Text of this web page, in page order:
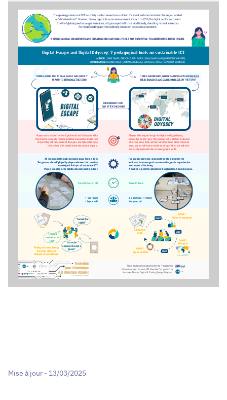
These tools were created within the “Programme
d’investissement d’avenir, IRT Nanoelec” as part of the
Nanoelec/Human Capital & Training Design Program.
GAME 3
Impacts on SDGs
“A number
appeared through a
jigsaw!”
“I NEED A GAME, FUN TO PLAY, EASILY AND QUICKLY
PLAYED TO INTRODUCE THE TOPIC”
Introductory
cards
GAME 1
Orders of magnitude
GAME 2
Life cycle
Quiz!
Quiz!
Quiz!
“I NEED A WORKSHOP, WHERE PARTICIPANTS CAN DISCUSS
THEIR THOUGHTS AND GAIN KNOWLEDGE ON THE TOPIC”
INDEPENDENTLY OR
ONE AFTER THE OTHER
Players will navigate though the digital world, gathering
knowledge step by step. Their journey will lead them to discuss
what they know, think and feel with their team. When the travel
ends, players will have an understanding of what is at stake for
Earth and people with the increasing digital world.
1-6 per game
12+ years old
Start
“I found a
number in the
text!”
“I solved the
riddle!”
Finding one’s way through
the cards, along the
lifecycle of a smartphone
Digital Escape and Digital Odyssey: 2 pedagogical tools on sustainable ICT
Players are launched into the digital world and its impacts which
they have to escape by resolving riddles and puzzles. By the time
they do they will have explored through a smartphone lifecycle,
the outlines of its social and environmental impacts.
All you need is the cards and some space to draw them.
The game can be self played by players whatever their previous
knowledge of the topic of sustainable ICT.
Players can stop in the middle and come back to it later.
For a good experience, an animator needs to overview the
workshop: to ensure good communication, good comprehension
and respect of the timing.
A booklet is given the animator with explanation, tips and sources.
From 45 min to 1h30 Around 2 hours
3-6 per team, 1-4 teams
16+ years old
The growing presence of ICT in society is often viewed as a solution for social and environmental challenges, labeled
as “dematerialized.” However, few recognize its socio-environmental impact. In 2019, the digital sector accounted
for 4% of global greenhouse gas emissions, a figure expected to rise. Additionally, dwindling mineral resources
for manufacturing and their polluting extraction pose serious concerns.
RAISING GLOBAL AWARENESS AND CREATING EDUCATIONAL TOOLS ARE ESSENTIAL TO ADDRESSING THESE ISSUES.
AUTHOR: LOANE DANÈS, GRENOBLE INP - ENSE3, UGA (LOANE.DANES@GRENOBLE-INP.ORG)
CONTRIBUTORS: MANON ROUGÉ, LAURA MAZZARELLA, CORALIE LE RASLE, PANAGIOTA MORFOULI
Mise à jour - 13/03/2025